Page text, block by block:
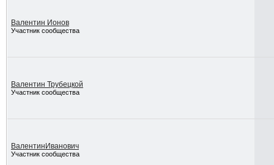
Валентин Ионов
Участник сообщества
Валентин Трубецкой
Участник сообщества
ВалентинИванович
Участник сообщества